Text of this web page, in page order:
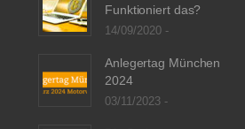
Funktioniert das?
14/09/2020 -
Anlegertag München
2024
03/11/2023 -